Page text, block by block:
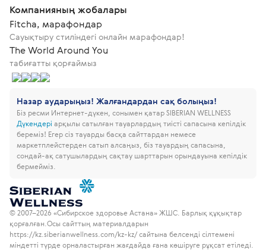
Компанияның жобалары
Fitcha, марафондар
Сауықтыру стиліндегі онлайн марафондар!
The World Around You
табиғатты қорғаймыз
Назар аударыңыз! Жалғандардан сақ болыңыз!
Біз ресми Интернет-дүкен, сонымен қатар SIBERIAN WELLNESS
Дүкендері арқылы сатылған тауарлардың тиісті сапасына кепілдік
береміз! Егер сіз тауарды басқа сайттардан немесе
маркетплейстерден сатып алсаңыз, біз тауардың сапасына,
сондай-ақ сатушылардың сақтау шарттарын орындауына кепілдік
бермейміз.
© 2007–2026 «Сибирское здоровье Астана» ЖШС. Барлық құқықтар
қорғалған. Осы сайттың материалдарын
https://kz.siberianwellness.com/kz-kz/ сайтына белсенді сілтемені
міндетті түрде орналастырған жағдайда ғана көшіруге рұқсат етіледі.